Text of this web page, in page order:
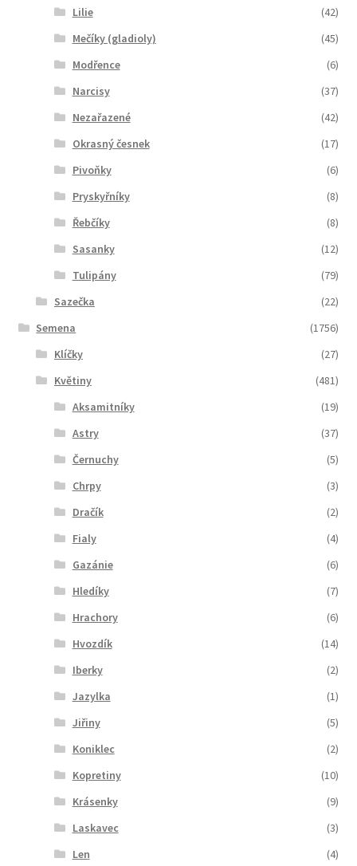
Lilie
(42)
Mečíky (gladioly)
(45)
Modřence
(6)
Narcisy
(37)
Nezařazené
(42)
Okrasný česnek
(17)
Pivoňky
(6)
Pryskyřníky
(8)
Řebčíky
(8)
Sasanky
(12)
Tulipány
(79)
Sazečka
(22)
Semena
(1756)
Klíčky
(27)
Květiny
(481)
Aksamitníky
(19)
Astry
(37)
Černuchy
(5)
Chrpy
(3)
Dračík
(2)
Fialy
(4)
Gazánie
(6)
Hledíky
(7)
Hrachory
(6)
Hvozdík
(14)
Iberky
(2)
Jazylka
(1)
Jiřiny
(5)
Koniklec
(2)
Kopretiny
(10)
Krásenky
(9)
Laskavec
(3)
Len
(4)